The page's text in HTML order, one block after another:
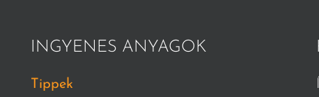
INGYENES ANYAGOK
Tippek